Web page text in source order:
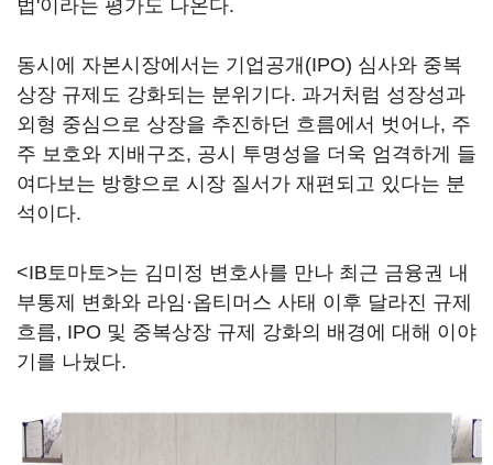
법'이라는 평가도 나온다.
동시에 자본시장에서는 기업공개(IPO) 심사와 중복
상장 규제도 강화되는 분위기다. 과거처럼 성장성과
외형 중심으로 상장을 추진하던 흐름에서 벗어나, 주
주 보호와 지배구조, 공시 투명성을 더욱 엄격하게 들
여다보는 방향으로 시장 질서가 재편되고 있다는 분
석이다.
<IB토마토>는 김미정 변호사를 만나 최근 금융권 내
부통제 변화와 라임·옵티머스 사태 이후 달라진 규제
흐름, IPO 및 중복상장 규제 강화의 배경에 대해 이야
기를 나눴다.